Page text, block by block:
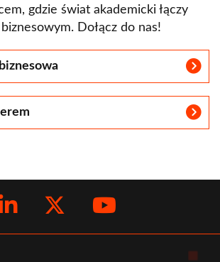
gdzie świat akademicki łączy
Dołącz do nas!
LinkedInTwitter